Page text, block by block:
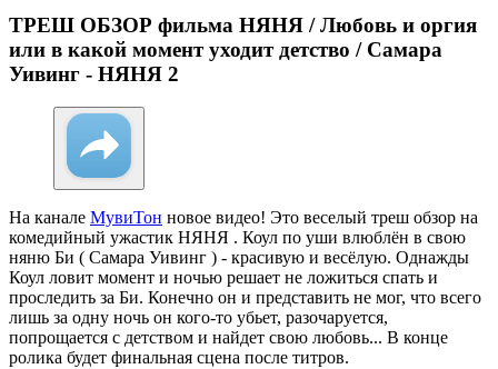
ТРЕШ ОБЗОР фильма НЯНЯ / Любовь и оргия
или в какой момент уходит детство / Самара
Уивинг - НЯНЯ 2
На канале МувиТон новое видео! Это веселый треш обзор на
комедийный ужастик НЯНЯ . Коул по уши влюблён в свою
няню Би ( Самара Уивинг ) - красивую и весёлую. Однажды
Коул ловит момент и ночью решает не ложиться спать и
проследить за Би. Конечно он и представить не мог, что всего
лишь за одну ночь он кого-то убьет, разочаруется,
попрощается с детством и найдет свою любовь... В конце
ролика будет финальная сцена после титров.